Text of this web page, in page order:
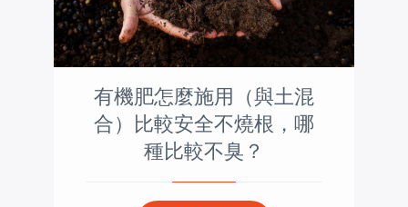
有機肥怎麼施用（與土混
合）比較安全不燒根，哪
種比較不臭？